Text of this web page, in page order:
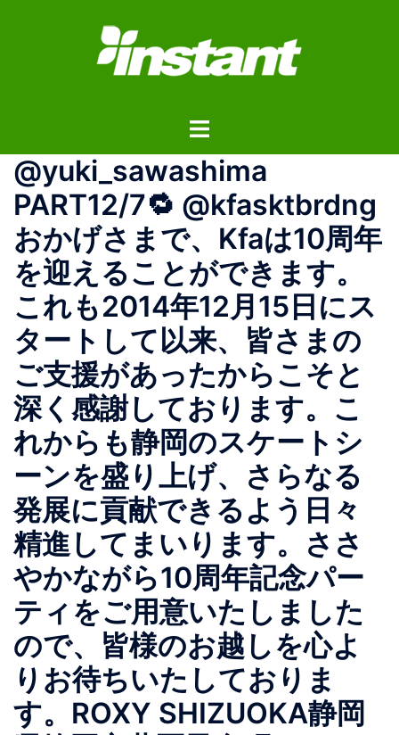
ス
ト
ル
メ
ニ
ュ
ー
@yuki_sawashima
PART12/7🔁 @kfasktbrdng
おかげさまで、Kfaは10周年
を迎えることができます。
これも2014年12月15日にス
タートして以来、皆さまの
ご支援があったからこそと
深く感謝しております。こ
れからも静岡のスケートシ
ーンを盛り上げ、さらなる
発展に貢献できるよう日々
精進してまいります。ささ
やかながら10周年記念パー
ティをご用意いたしました
ので、皆様のお越しを心よ
りお待ちいたしておりま
す。ROXY SHIZUOKA静岡